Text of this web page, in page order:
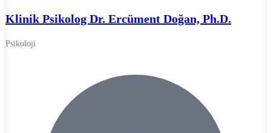
Klinik Psikolog Dr. Ercüment Doğan, Ph.D.
Psikoloji